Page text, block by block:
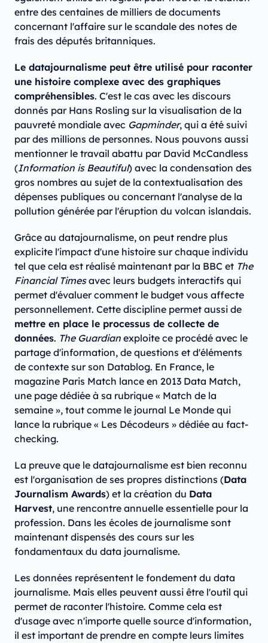
entre des centaines de milliers de documents
concernant l'affaire sur le scandale des notes de
frais des députés britanniques.
Le datajournalisme peut être utilisé pour raconter
une histoire complexe avec des graphiques
compréhensibles. C'est le cas avec les discours
donnés par Hans Rosling sur la visualisation de la
pauvreté mondiale avec Gapminder, qui a été suivi
par des millions de personnes. Nous pouvons aussi
mentionner le travail abattu par David McCandless
(Information is Beautiful) avec la condensation des
gros nombres au sujet de la contextualisation des
dépenses publiques ou concernant l'analyse de la
pollution générée par l'éruption du volcan islandais.
Grâce au datajournalisme, on peut rendre plus
explicite l'impact d'une histoire sur chaque individu
tel que cela est réalisé maintenant par la BBC et The
Financial Timesavec leurs budgets interactifs qui
permet d'évaluer comment le budget vous affecte
personnellement. Cette discipline permet aussi de
mettre en place le processus de collecte de
données. The Guardian exploite ce procédé avec le
partage d'information, de questions et d'éléments
de contexte sur son Datablog. En France, le
magazine Paris Match lance en 2013 Data Match,
une page dédiée à sa rubrique « Match de la
semaine », tout comme le journal Le Monde qui
lance la rubrique « Les Décodeurs » dédiée au fact-
checking.
La preuve que le datajournalisme est bien reconnu
est l'organisation de ses propres distinctions (Data
Journalism Awards) et la création du Data
Harvest, une rencontre annuelle essentielle pour la
profession. Dans les écoles de journalisme sont
maintenant dispensés des cours sur les
fondamentaux du data journalisme.
Les données représentent le fondement du data
journalisme. Mais elles peuvent aussi être l'outil qui
permet de raconter l'histoire. Comme cela est
d'usage avec n'importe quelle source d'information,
il est important de prendre en compte leurs limites